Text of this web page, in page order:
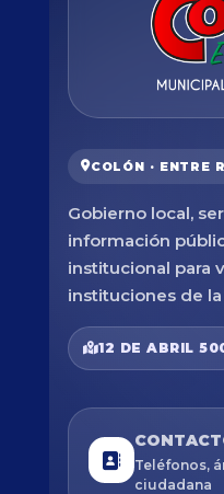
COLÓN · ENTRE
Gobierno local,
información
institucional para
instituciones de
12 DE ABRIL
Teléfonos,
ciudadana